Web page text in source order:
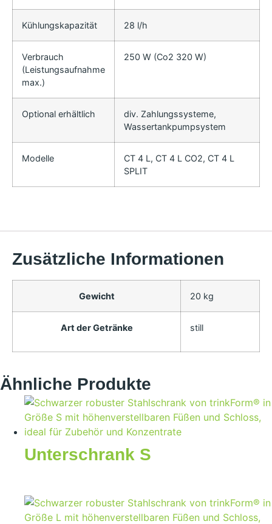
Kühlungskapazität 28 l/h
Verbrauch
(Leistungsaufnahme
max.)
250 W (Co2 320 W)
Optional erhältlich
div. Zahlungssysteme,
Wassertankpumpsystem
Modelle
CT 4 L, CT 4 L CO2, CT 4 L
SPLIT
Zusätzliche Informationen
Gewicht 20 kg
Art der Getränke still
Ähnliche Produkte
Unterschrank S